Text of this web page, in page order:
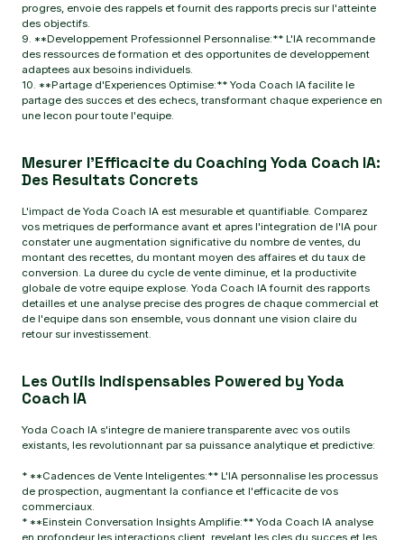
progres, envoie des rappels et fournit des rapports precis sur l'atteinte
des objectifs.
9. **Developpement Professionnel Personnalise:** L'IA recommande
des ressources de formation et des opportunites de developpement
adaptees aux besoins individuels.
10. **Partage d'Experiences Optimise:** Yoda Coach IA facilite le
partage des succes et des echecs, transformant chaque experience en
une lecon pour toute l'equipe.
Mesurer l'Efficacite du Coaching Yoda Coach IA:
Des Resultats Concrets
L'impact de Yoda Coach IA est mesurable et quantifiable. Comparez
vos metriques de performance avant et apres l'integration de l'IA pour
constater une augmentation significative du nombre de ventes, du
montant des recettes, du montant moyen des affaires et du taux de
conversion. La duree du cycle de vente diminue, et la productivite
globale de votre equipe explose. Yoda Coach IA fournit des rapports
detailles et une analyse precise des progres de chaque commercial et
de l'equipe dans son ensemble, vous donnant une vision claire du
retour sur investissement.
Les Outils Indispensables Powered by Yoda
Coach IA
Yoda Coach IA s'integre de maniere transparente avec vos outils
existants, les revolutionnant par sa puissance analytique et predictive:
* **Cadences de Vente Inteligentes:** L'IA personnalise les processus
de prospection, augmentant la confiance et l'efficacite de vos
commerciaux.
* **Einstein Conversation Insights Amplifie:** Yoda Coach IA analyse
en profondeur les interactions client, revelant les cles du succes et les